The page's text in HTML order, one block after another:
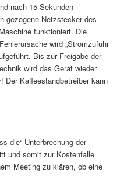
nach 15 Sekunden
gezogene Netzstecker des
funktioniert. Die
wird „Stromzufuhr
Bis zur Freigabe der
wird das Gerät wieder
Der Kaffeestandbetreiber kann
die“ Unterbrechung der
und somit zur Kostenfalle
Meeting zu klären, ob eine